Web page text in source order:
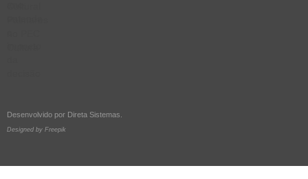
Desenvolvido por Direta Sistemas
Designed by Freepik